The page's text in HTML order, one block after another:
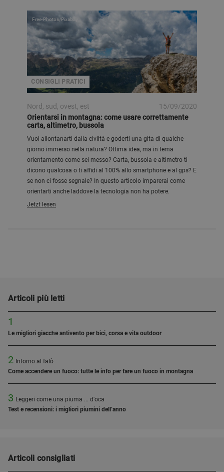
CONSIGLI PRATICI
Free-Photos/Pixabay
Nord, sud, ovest, est
15/09/2020
Orientarsi in montagna: come usare correttamente
carta, altimetro, bussola
Vuoi allontanarti dalla civiltà e goderti una gita di qualche
giorno immerso nella natura? Ottima idea, ma in tema
orientamento come sei messo? Carta, bussola e altimetro ti
dicono qualcosa o ti affidi al 100% allo smartphone e al gps? E
se non ci fosse segnale? In questo articolo imparerai come
orientarti anche laddove la tecnologia non ha potere.
Jetzt lesen
Articoli più letti
1
Le migliori giacche antivento per bici, corsa e vita outdoor
2 Intorno al falò
Come accendere un fuoco: tutte le info per fare un fuoco in montagna
3 Leggeri come una piuma ... d'oca
Test e recensioni: i migliori piumini dell’anno
Articoli consigliati